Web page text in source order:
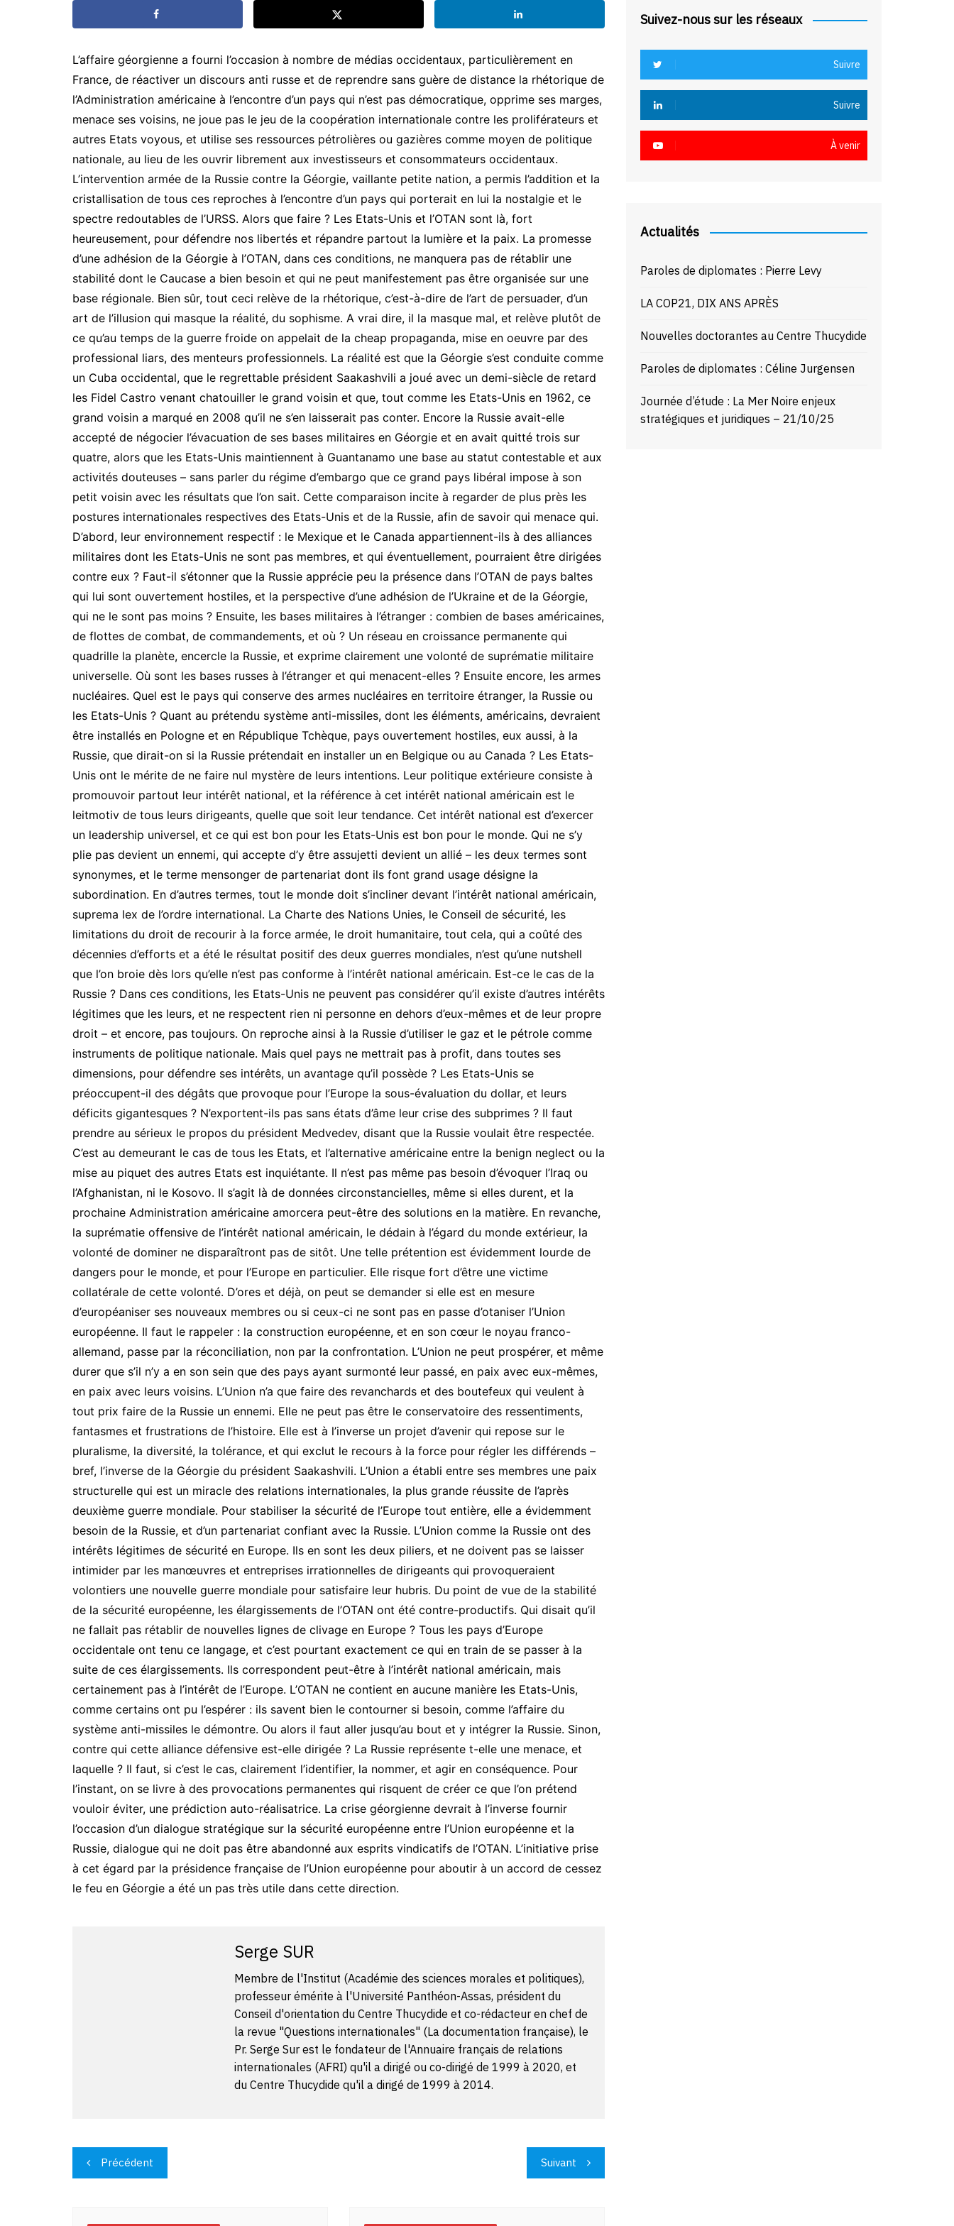
L’affaire géorgienne a fourni l’occasion à nombre de médias occidentaux, particulièrement en
France, de réactiver un discours anti russe et de reprendre sans guère de distance la rhétorique de
l’Administration américaine à l’encontre d’un pays qui n’est pas démocratique, opprime ses marges,
menace ses voisins, ne joue pas le jeu de la coopération internationale contre les proliférateurs et
autres Etats voyous, et utilise ses ressources pétrolières ou gazières comme moyen de politique
nationale, au lieu de les ouvrir librement aux investisseurs et consommateurs occidentaux.
L’intervention armée de la Russie contre la Géorgie, vaillante petite nation, a permis l’addition et la
cristallisation de tous ces reproches à l’encontre d’un pays qui porterait en lui la nostalgie et le
spectre redoutables de l’URSS. Alors que faire ? Les Etats-Unis et l’OTAN sont là, fort
heureusement, pour défendre nos libertés et répandre partout la lumière et la paix. La promesse
d’une adhésion de la Géorgie à l’OTAN, dans ces conditions, ne manquera pas de rétablir une
stabilité dont le Caucase a bien besoin et qui ne peut manifestement pas être organisée sur une
base régionale. Bien sûr, tout ceci relève de la rhétorique, c’est-à-dire de l’art de persuader, d’un
art de l’illusion qui masque la réalité, du sophisme. A vrai dire, il la masque mal, et relève plutôt de
ce qu’au temps de la guerre froide on appelait de la cheap propaganda, mise en oeuvre par des
professional liars, des menteurs professionnels. La réalité est que la Géorgie s’est conduite comme
un Cuba occidental, que le regrettable président Saakashvili a joué avec un demi-siècle de retard
les Fidel Castro venant chatouiller le grand voisin et que, tout comme les Etats-Unis en 1962, ce
grand voisin a marqué en 2008 qu’il ne s’en laisserait pas conter. Encore la Russie avait-elle
accepté de négocier l’évacuation de ses bases militaires en Géorgie et en avait quitté trois sur
quatre, alors que les Etats-Unis maintiennent à Guantanamo une base au statut contestable et aux
activités douteuses – sans parler du régime d’embargo que ce grand pays libéral impose à son
petit voisin avec les résultats que l’on sait. Cette comparaison incite à regarder de plus près les
postures internationales respectives des Etats-Unis et de la Russie, afin de savoir qui menace qui.
D’abord, leur environnement respectif : le Mexique et le Canada appartiennent-ils à des alliances
militaires dont les Etats-Unis ne sont pas membres, et qui éventuellement, pourraient être dirigées
contre eux ? Faut-il s’étonner que la Russie apprécie peu la présence dans l’OTAN de pays baltes
qui lui sont ouvertement hostiles, et la perspective d’une adhésion de l’Ukraine et de la Géorgie,
qui ne le sont pas moins ? Ensuite, les bases militaires à l’étranger : combien de bases américaines,
de flottes de combat, de commandements, et où ? Un réseau en croissance permanente qui
quadrille la planète, encercle la Russie, et exprime clairement une volonté de suprématie militaire
universelle. Où sont les bases russes à l’étranger et qui menacent-elles ? Ensuite encore, les armes
nucléaires. Quel est le pays qui conserve des armes nucléaires en territoire étranger, la Russie ou
les Etats-Unis ? Quant au prétendu système anti-missiles, dont les éléments, américains, devraient
être installés en Pologne et en République Tchèque, pays ouvertement hostiles, eux aussi, à la
Russie, que dirait-on si la Russie prétendait en installer un en Belgique ou au Canada ? Les Etats-
Unis ont le mérite de ne faire nul mystère de leurs intentions. Leur politique extérieure consiste à
promouvoir partout leur intérêt national, et la référence à cet intérêt national américain est le
leitmotiv de tous leurs dirigeants, quelle que soit leur tendance. Cet intérêt national est d’exercer
un leadership universel, et ce qui est bon pour les Etats-Unis est bon pour le monde. Qui ne s’y
plie pas devient un ennemi, qui accepte d’y être assujetti devient un allié – les deux termes sont
synonymes, et le terme mensonger de partenariat dont ils font grand usage désigne la
subordination. En d’autres termes, tout le monde doit s’incliner devant l’intérêt national américain,
suprema lex de l’ordre international. La Charte des Nations Unies, le Conseil de sécurité, les
limitations du droit de recourir à la force armée, le droit humanitaire, tout cela, qui a coûté des
décennies d’efforts et a été le résultat positif des deux guerres mondiales, n’est qu’une nutshell
que l’on broie dès lors qu’elle n’est pas conforme à l’intérêt national américain. Est-ce le cas de la
Russie ? Dans ces conditions, les Etats-Unis ne peuvent pas considérer qu’il existe d’autres intérêts
légitimes que les leurs, et ne respectent rien ni personne en dehors d’eux-mêmes et de leur propre
droit – et encore, pas toujours. On reproche ainsi à la Russie d’utiliser le gaz et le pétrole comme
instruments de politique nationale. Mais quel pays ne mettrait pas à profit, dans toutes ses
dimensions, pour défendre ses intérêts, un avantage qu’il possède ? Les Etats-Unis se
préoccupent-il des dégâts que provoque pour l’Europe la sous-évaluation du dollar, et leurs
déficits gigantesques ? N’exportent-ils pas sans états d’âme leur crise des subprimes ? Il faut
prendre au sérieux le propos du président Medvedev, disant que la Russie voulait être respectée.
C’est au demeurant le cas de tous les Etats, et l’alternative américaine entre la benign neglect ou la
mise au piquet des autres Etats est inquiétante. Il n’est pas même pas besoin d’évoquer l’Iraq ou
l’Afghanistan, ni le Kosovo. Il s’agit là de données circonstancielles, même si elles durent, et la
prochaine Administration américaine amorcera peut-être des solutions en la matière. En revanche,
la suprématie offensive de l’intérêt national américain, le dédain à l’égard du monde extérieur, la
volonté de dominer ne disparaîtront pas de sitôt. Une telle prétention est évidemment lourde de
dangers pour le monde, et pour l’Europe en particulier. Elle risque fort d’être une victime
collatérale de cette volonté. D’ores et déjà, on peut se demander si elle est en mesure
d’européaniser ses nouveaux membres ou si ceux-ci ne sont pas en passe d’otaniser l’Union
européenne. Il faut le rappeler : la construction européenne, et en son cœur le noyau franco-
allemand, passe par la réconciliation, non par la confrontation. L’Union ne peut prospérer, et même
durer que s’il n’y a en son sein que des pays ayant surmonté leur passé, en paix avec eux-mêmes,
en paix avec leurs voisins. L’Union n’a que faire des revanchards et des boutefeux qui veulent à
tout prix faire de la Russie un ennemi. Elle ne peut pas être le conservatoire des ressentiments,
fantasmes et frustrations de l’histoire. Elle est à l’inverse un projet d’avenir qui repose sur le
pluralisme, la diversité, la tolérance, et qui exclut le recours à la force pour régler les différends –
bref, l’inverse de la Géorgie du président Saakashvili. L’Union a établi entre ses membres une paix
structurelle qui est un miracle des relations internationales, la plus grande réussite de l’après
deuxième guerre mondiale. Pour stabiliser la sécurité de l’Europe tout entière, elle a évidemment
besoin de la Russie, et d’un partenariat confiant avec la Russie. L’Union comme la Russie ont des
intérêts légitimes de sécurité en Europe. Ils en sont les deux piliers, et ne doivent pas se laisser
intimider par les manœuvres et entreprises irrationnelles de dirigeants qui provoqueraient
volontiers une nouvelle guerre mondiale pour satisfaire leur hubris. Du point de vue de la stabilité
de la sécurité européenne, les élargissements de l’OTAN ont été contre-productifs. Qui disait qu’il
ne fallait pas rétablir de nouvelles lignes de clivage en Europe ? Tous les pays d’Europe
occidentale ont tenu ce langage, et c’est pourtant exactement ce qui en train de se passer à la
suite de ces élargissements. Ils correspondent peut-être à l’intérêt national américain, mais
certainement pas à l’intérêt de l’Europe. L’OTAN ne contient en aucune manière les Etats-Unis,
comme certains ont pu l’espérer : ils savent bien le contourner si besoin, comme l’affaire du
système anti-missiles le démontre. Ou alors il faut aller jusqu’au bout et y intégrer la Russie. Sinon,
contre qui cette alliance défensive est-elle dirigée ? La Russie représente t-elle une menace, et
laquelle ? Il faut, si c’est le cas, clairement l’identifier, la nommer, et agir en conséquence. Pour
l’instant, on se livre à des provocations permanentes qui risquent de créer ce que l’on prétend
vouloir éviter, une prédiction auto-réalisatrice. La crise géorgienne devrait à l’inverse fournir
l’occasion d’un dialogue stratégique sur la sécurité européenne entre l’Union européenne et la
Russie, dialogue qui ne doit pas être abandonné aux esprits vindicatifs de l’OTAN. L’initiative prise
à cet égard par la présidence française de l’Union européenne pour aboutir à un accord de cessez
le feu en Géorgie a été un pas très utile dans cette direction.
Serge SUR
Membre de l'Institut (Académie des sciences morales et politiques),
professeur émérite à l'Université Panthéon-Assas, président du
Conseil d'orientation du Centre Thucydide et co-rédacteur en chef de
la revue "Questions internationales" (La documentation française), le
Pr. Serge Sur est le fondateur de l'Annuaire français de relations
internationales (AFRI) qu'il a dirigé ou co-dirigé de 1999 à 2020, et
du Centre Thucydide qu'il a dirigé de 1999 à 2014.
Navigation
de
Précédent Suivant
Suivez-nous sur les réseaux
Suivre
Suivre
À venir
Actualités
Paroles de diplomates : Pierre Levy
LA COP21, DIX ANS APRÈS
Nouvelles doctorantes au Centre Thucydide
Paroles de diplomates : Céline Jurgensen
Journée d’étude : La Mer Noire enjeux
stratégiques et juridiques – 21/10/25